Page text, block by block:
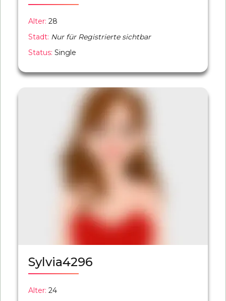
Alter: 28
Stadt: Nur für Registrierte sichtbar
Status: Single
Sylvia4296
Alter: 24